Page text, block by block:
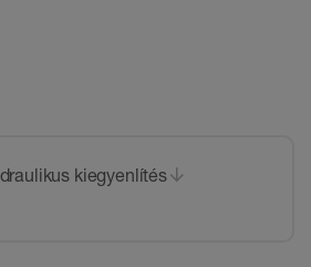
kiegyenlítés